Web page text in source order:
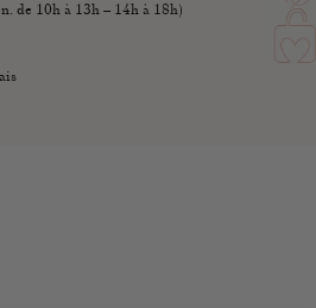
de 10h à 13h – 14h à 18h)